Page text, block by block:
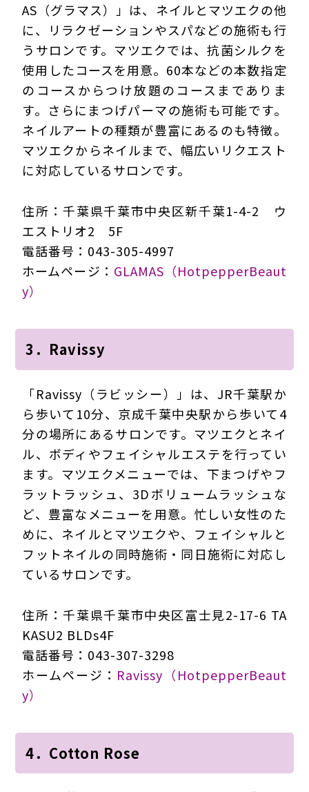
AS（グラマス）」は、ネイルとマツエクの他
に、リラクゼーションやスパなどの施術も行
うサロンです。マツエクでは、抗菌シルクを
使用したコースを用意。60本などの本数指定
のコースからつけ放題のコースまでありま
す。さらにまつげパーマの施術も可能です。
ネイルアートの種類が豊富にあるのも特徴。
マツエクからネイルまで、幅広いリクエスト
に対応しているサロンです。
住所：千葉県千葉市中央区新千葉1-4-2 ウ
エストリオ2 5F
電話番号：043-305-4997
ホームページ： GLAMAS（HotpepperBeaut
y）
3．Ravissy
「Ravissy（ラビッシー）」は、JR千葉駅か
ら歩いて10分、京成千葉中央駅から歩いて4
分の場所にあるサロンです。マツエクとネイ
ル、ボディやフェイシャルエステを行ってい
ます。マツエクメニューでは、下まつげやフ
ラットラッシュ、3Dボリュームラッシュな
ど、豊富なメニューを用意。忙しい女性のた
めに、ネイルとマツエクや、フェイシャルと
フットネイルの同時施術・同日施術に対応し
ているサロンです。
住所：千葉県千葉市中央区富士見2-17-6 TA
KASU2 BLDs4F
電話番号：043-307-3298
ホームページ： Ravissy（HotpepperBeaut
y）
4．Cotton Rose